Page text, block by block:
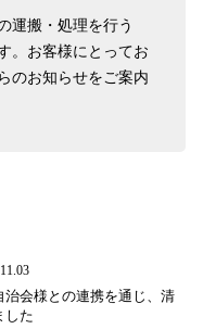
運搬・処理を行う
。お客様にとってお
のお知らせをご案内
治会様との連携を通じ、清
した